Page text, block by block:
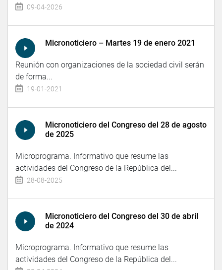
09-04-2026
Micronoticiero – Martes 19 de enero 2021
Reunión con organizaciones de la sociedad civil serán
de forma...
19-01-2021
Micronoticiero del Congreso del 28 de agosto
de 2025
Microprograma. Informativo que resume las
actividades del Congreso de la República del...
28-08-2025
Micronoticiero del Congreso del 30 de abril
de 2024
Microprograma. Informativo que resume las
actividades del Congreso de la República del...